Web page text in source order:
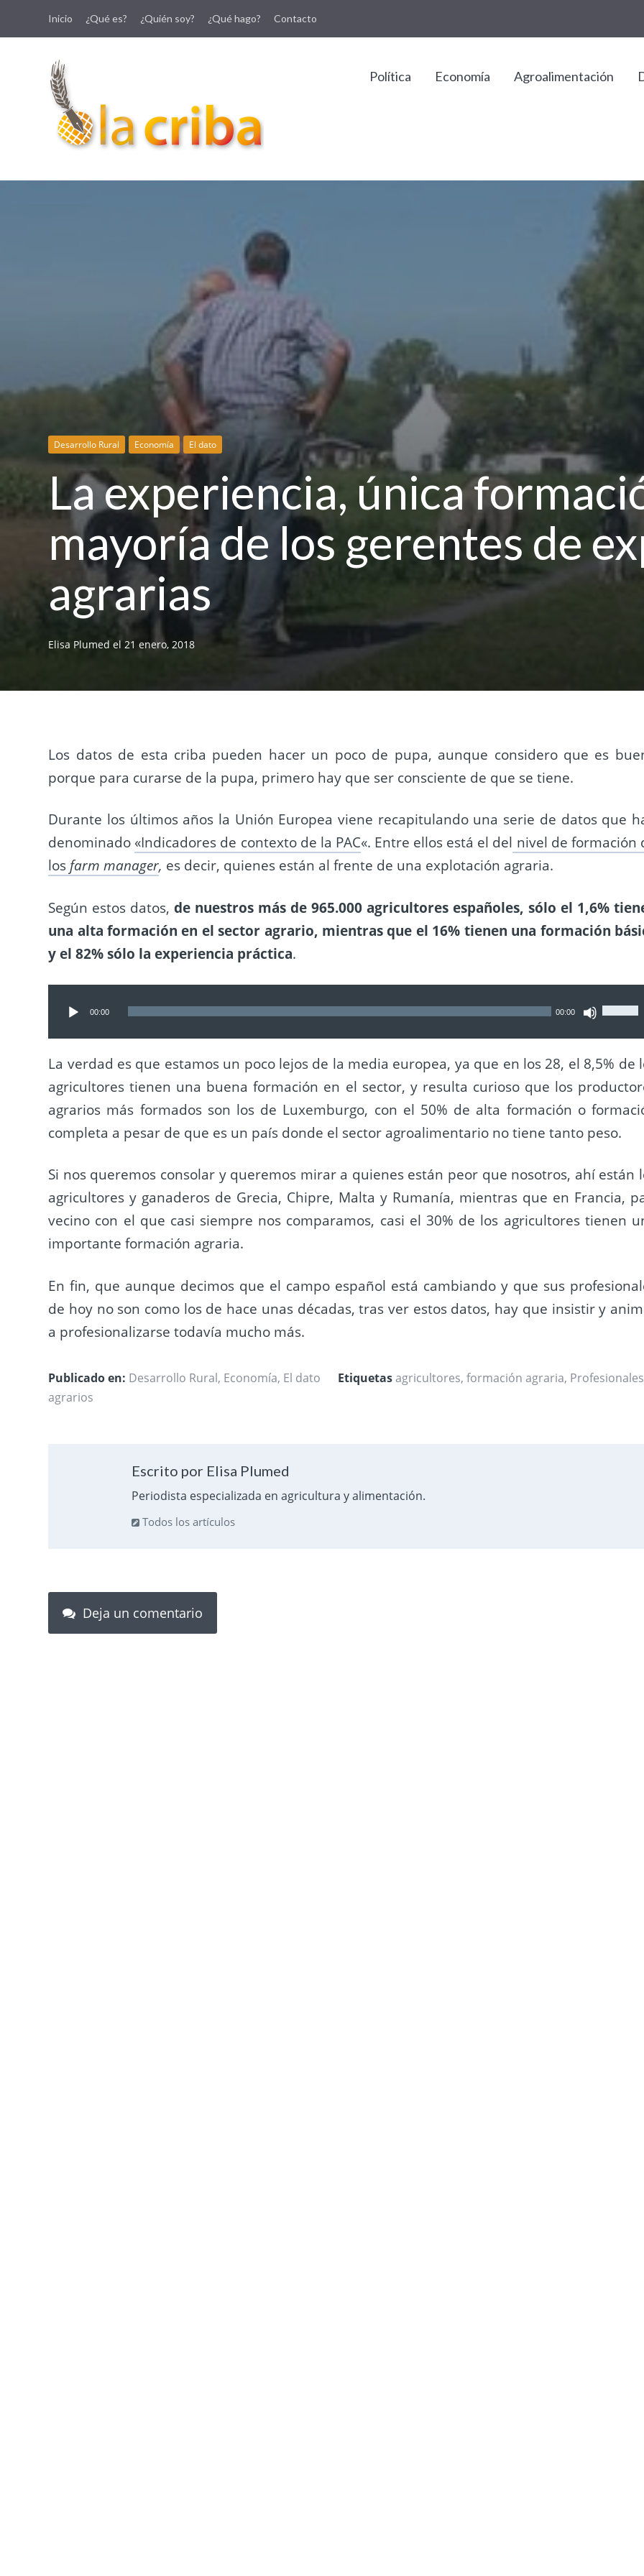
Inicio ¿Qué es? ¿Quién soy? ¿Qué hago? Contacto
Política Economía Agroalimentación
Desarrollo Rural Economía El dato
La experiencia, única
mayoría de los gerentes de
agrarias
Elisa Plumedel 21 enero, 2018
Los datos de esta criba pueden hacer un poco de pupa, aunque considero que es
porque para curarse de la pupa, primero hay que ser consciente de que se tiene.
Durante los últimos años la Unión Europea viene recapitulando una serie de datos que
denominado «Indicadores de contexto de la PAC«. Entre ellos está el del nivel de formación
losfarm manager, es decir, quienes están al frente de una explotación agraria.
Según estos datos,de nuestros más de 965.000 agricultores españoles, sólo el 1,6%
una alta formación en el sector agrario, mientras que el 16% tienen una formación
y el 82% sólo la experiencia práctica.
audio
00:00 00:00
las
teclas
de
flecha
para
o
el
La verdad es que estamos un poco lejos de la media europea, ya que en los 28, el 8,5% de
agricultores tienen una buena formación en el sector, y resulta curioso que los
agrarios más formados son los de Luxemburgo, con el 50% de alta formación o
completa a pesar de que es un país donde el sector agroalimentario no tiene tanto peso.
Si nos queremos consolar y queremos mirar a quienes están peor que nosotros, ahí están
agricultores y ganaderos de Grecia, Chipre, Malta y Rumanía, mientras que en Francia,
vecino con el que casi siempre nos comparamos, casi el 30% de los agricultores tienen
importante formación agraria.
En fin, que aunque decimos que el campo español está cambiando y que sus
de hoy no son como los de hace unas décadas, tras ver estos datos, hay que insistir y
a profesionalizarse todavía mucho más.
Publicado en: Desarrollo Rural, Economía, El dato Etiquetasagricultores,formación agraria, Profesionales
agrarios
Escrito por Elisa Plumed
Periodista especializada en agricultura y alimentación.
Todos los artículos
Deja un comentario